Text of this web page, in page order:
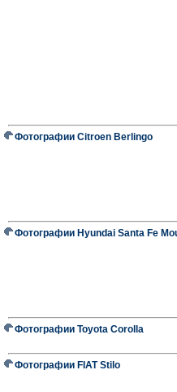
Фотографии Citroen Berlingo
Фотографии Hyundai Santa Fe
Фотографии Toyota Corolla
Фотографии FIAT Stilo